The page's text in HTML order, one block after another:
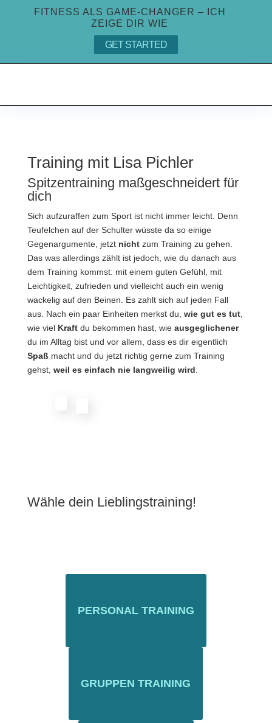
FITNESS ALS GAME-CHANGER – ICH
ZEIGE DIR WIE
GET STARTED
Training mit Lisa Pichler
Spitzentraining maßgeschneidert für
dich
Sich aufzuraffen zum Sport ist nicht immer leicht. Denn
Teufelchen auf der Schulter wüsste da so einige
Gegenargumente, jetzt nichtzum Training zu gehen.
Das was allerdings zählt ist jedoch, wie du danach aus
dem Training kommst: mit einem guten Gefühl, mit
Leichtigkeit, zufrieden und vielleicht auch ein wenig
wackelig auf den Beinen. Es zahlt sich auf jeden Fall
aus. Nach ein paar Einheiten merkst du, wie gut es tut,
wie viel Kraftdu bekommen hast, wie ausgeglichener
du im Alltag bist und vor allem, dass es dir eigentlich
Spaß macht und du jetzt richtig gerne zum Training
gehst, weil es einfach nie langweilig wird
Wähle dein Lieblingstraining!
PERSONAL TRAINING
GRUPPEN TRAINING